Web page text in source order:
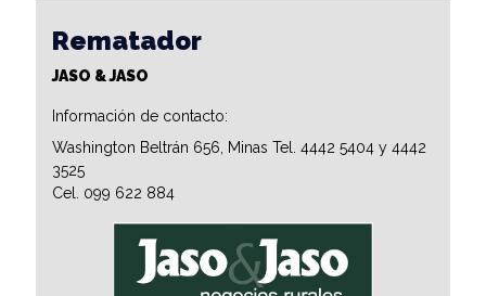
Rematador
JASO & JASO
Información de contacto:
Washington Beltrán 656, Minas Tel. 4442 5404 y 4442
3525
Cel. 099 622 884